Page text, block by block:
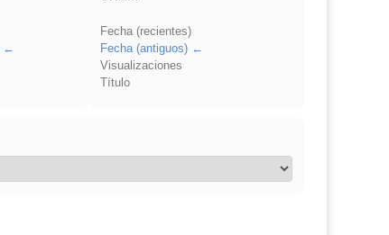
Fecha (recientes)
Fecha (antiguos)
Visualizaciones
Título